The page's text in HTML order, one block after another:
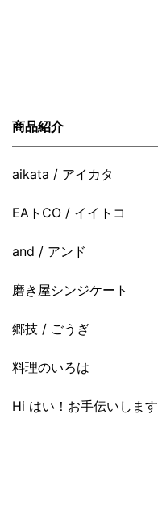
商品紹介
aikata / アイカタ
EAトCO / イイトコ
and / アンド
磨き屋シンジケート
郷技 / ごうぎ
料理のいろは
Hi はい！お手伝いします